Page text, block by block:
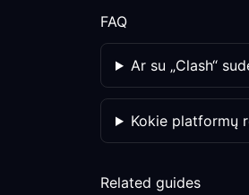
FAQ
Ar su „Clash“
Kokie platformų
Related guides